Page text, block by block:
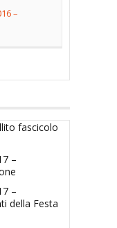
–
fascicolo
–
–
della Festa